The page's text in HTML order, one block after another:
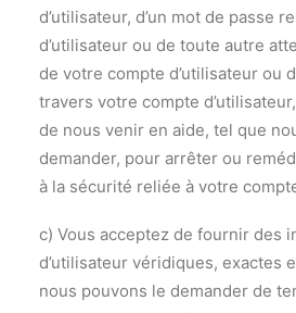
d’utilisateur, d’un mot de passe
d’utilisateur ou de toute autre
de votre compte d’utilisateur ou
travers votre compte
de nous venir en aide, tel que
demander, pour arrêter ou
à la sécurité reliée à votre
c) Vous acceptez de fournir des
d’utilisateur véridiques, exactes
nous pouvons le demander de